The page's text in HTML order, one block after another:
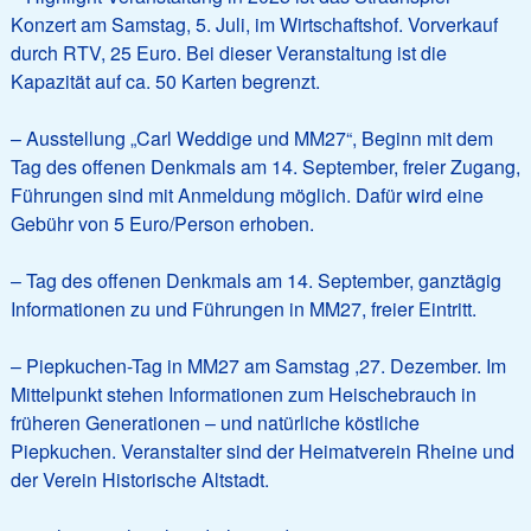
Konzert am Samstag, 5. Juli, im Wirtschaftshof. Vorverkauf
durch RTV, 25 Euro. Bei dieser Veranstaltung ist die
Kapazität auf ca. 50 Karten begrenzt.
– Ausstellung „Carl Weddige und MM27“, Beginn mit dem
Tag des offenen Denkmals am 14. September, freier Zugang,
Führungen sind mit Anmeldung möglich. Dafür wird eine
Gebühr von 5 Euro/Person erhoben.
– Tag des offenen Denkmals am 14. September, ganztägig
Informationen zu und Führungen in MM27, freier Eintritt.
– Piepkuchen-Tag in MM27 am Samstag ,27. Dezember. Im
Mittelpunkt stehen Informationen zum Heischebrauch in
früheren Generationen – und natürliche köstliche
Piepkuchen. Veranstalter sind der Heimatverein Rheine und
der Verein Historische Altstadt.